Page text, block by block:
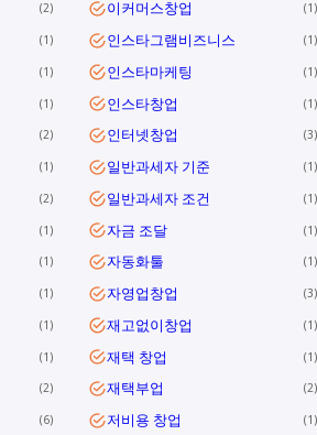
2 이커머스창업 1
1 인스타그램비즈니스 1
1 인스타마케팅 1
1 인스타창업 1
2 인터넷창업 3
1 일반과세자 기준 1
2 일반과세자 조건 1
1 자금 조달 1
1 자동화툴 1
1 자영업창업 3
1 재고없이창업 1
1 재택 창업 1
2 재택부업 2
6 저비용 창업 1